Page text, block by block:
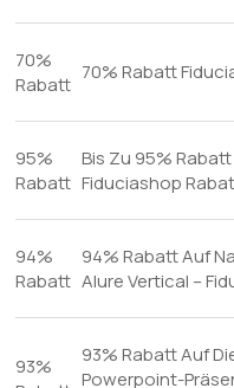
70%
Rabatt
70% Rabatt
95%
Rabatt
Bis Zu 95%
Fiduciashop
94%
Rabatt
94% Rabatt Auf
Alure Vertical –
93%
93% Rabatt Auf
Powerpoint-